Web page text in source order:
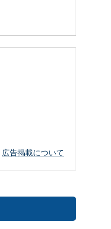
広告掲載について